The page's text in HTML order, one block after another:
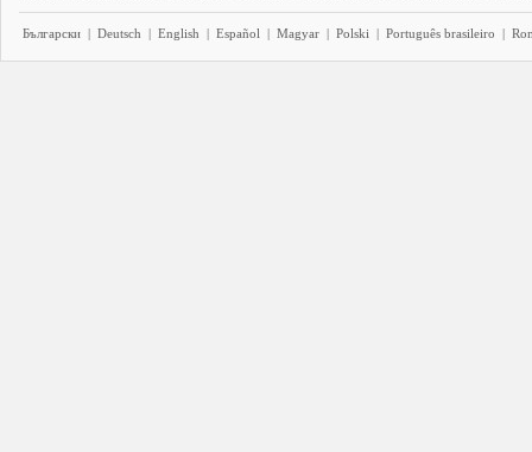
Български | Deutsch | English | Español | Magyar | Polski | Português brasileiro |